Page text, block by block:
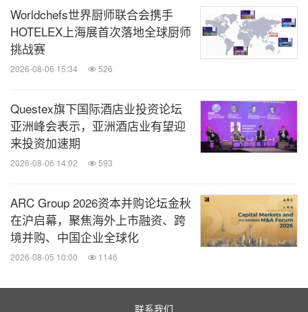
Worldchefs世界厨师联合会携手
HOTELEX上海展首次落地全球厨师
挑战赛
2026-08-06 15:34 526
Questex旗下国际酒店业投资论坛
亚洲峰会表示，亚洲酒店业有望迎
来投资加速期
2026-08-06 14:02 593
ARC Group 2026资本并购论坛金秋
在沪启幕，聚焦海外上市融资、跨
境并购、中国企业全球化
2026-08-05 10:00 1146
联系我们